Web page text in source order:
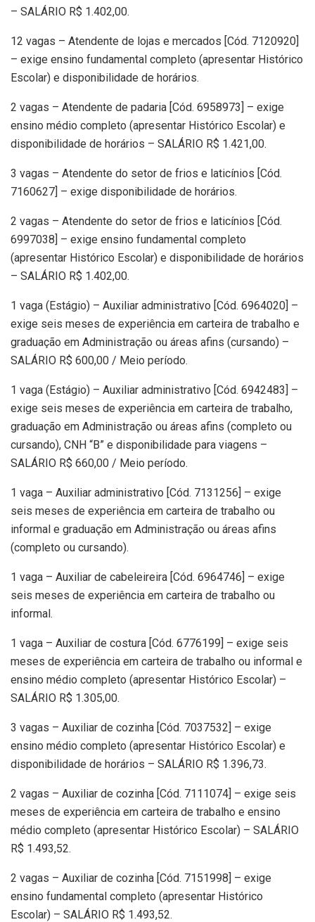
– SALÁRIO R$ 1.402,00.
12 vagas – Atendente de lojas e mercados [Cód. 7120920]
– exige ensino fundamental completo (apresentar Histórico
Escolar) e disponibilidade de horários.
2 vagas – Atendente de padaria [Cód. 6958973] – exige
ensino médio completo (apresentar Histórico Escolar) e
disponibilidade de horários – SALÁRIO R$ 1.421,00.
3 vagas – Atendente do setor de frios e laticínios [Cód.
7160627] – exige disponibilidade de horários.
2 vagas – Atendente do setor de frios e laticínios [Cód.
6997038] – exige ensino fundamental completo
(apresentar Histórico Escolar) e disponibilidade de horários
– SALÁRIO R$ 1.402,00.
1 vaga (Estágio) – Auxiliar administrativo [Cód. 6964020] –
exige seis meses de experiência em carteira de trabalho e
graduação em Administração ou áreas afins (cursando) –
SALÁRIO R$ 600,00 / Meio período.
1 vaga (Estágio) – Auxiliar administrativo [Cód. 6942483] –
exige seis meses de experiência em carteira de trabalho,
graduação em Administração ou áreas afins (completo ou
cursando), CNH “B” e disponibilidade para viagens –
SALÁRIO R$ 660,00 / Meio período.
1 vaga – Auxiliar administrativo [Cód. 7131256] – exige
seis meses de experiência em carteira de trabalho ou
informal e graduação em Administração ou áreas afins
(completo ou cursando).
1 vaga – Auxiliar de cabeleireira [Cód. 6964746] – exige
seis meses de experiência em carteira de trabalho ou
informal.
1 vaga – Auxiliar de costura [Cód. 6776199] – exige seis
meses de experiência em carteira de trabalho ou informal e
ensino médio completo (apresentar Histórico Escolar) –
SALÁRIO R$ 1.305,00.
3 vagas – Auxiliar de cozinha [Cód. 7037532] – exige
ensino médio completo (apresentar Histórico Escolar) e
disponibilidade de horários – SALÁRIO R$ 1.396,73.
2 vagas – Auxiliar de cozinha [Cód. 7111074] – exige seis
meses de experiência em carteira de trabalho e ensino
médio completo (apresentar Histórico Escolar) – SALÁRIO
R$ 1.493,52.
2 vagas – Auxiliar de cozinha [Cód. 7151998] – exige
ensino fundamental completo (apresentar Histórico
Escolar) – SALÁRIO R$ 1.493,52.